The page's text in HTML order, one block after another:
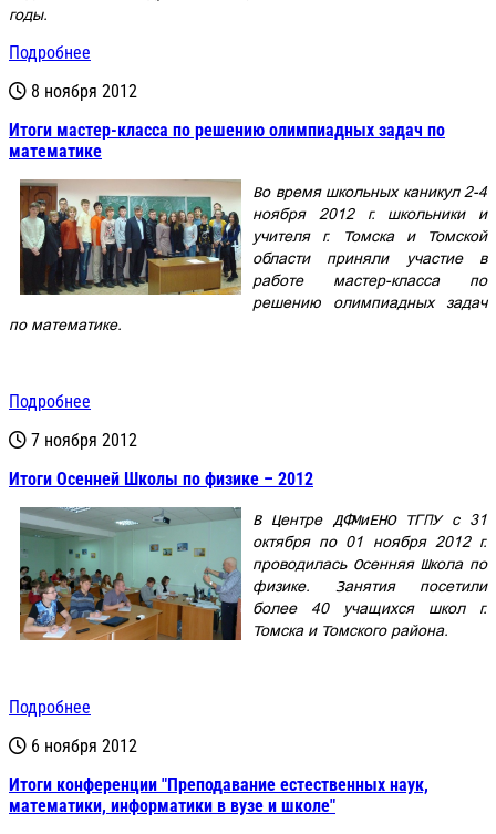
годы.
Подробнее
8 ноября 2012
Итоги мастер-класса по решению олимпиадных задач по
математике
Во время школьных каникул 2-4
ноября 2012 г. школьники и
учителя г. Томска и Томской
области приняли участие в
работе мастер-класса по
решению олимпиадных задач
по математике.
Подробнее
7 ноября 2012
Итоги Осенней Школы по физике – 2012
В Центре ДФМиЕНО ТГПУ с 31
октября по 01 ноября 2012 г.
проводилась Осенняя Школа по
физике. Занятия посетили
более 40 учащихся школ г.
Томска и Томского района.
Подробнее
6 ноября 2012
Итоги конференции "Преподавание естественных наук,
математики, информатики в вузе и школе"